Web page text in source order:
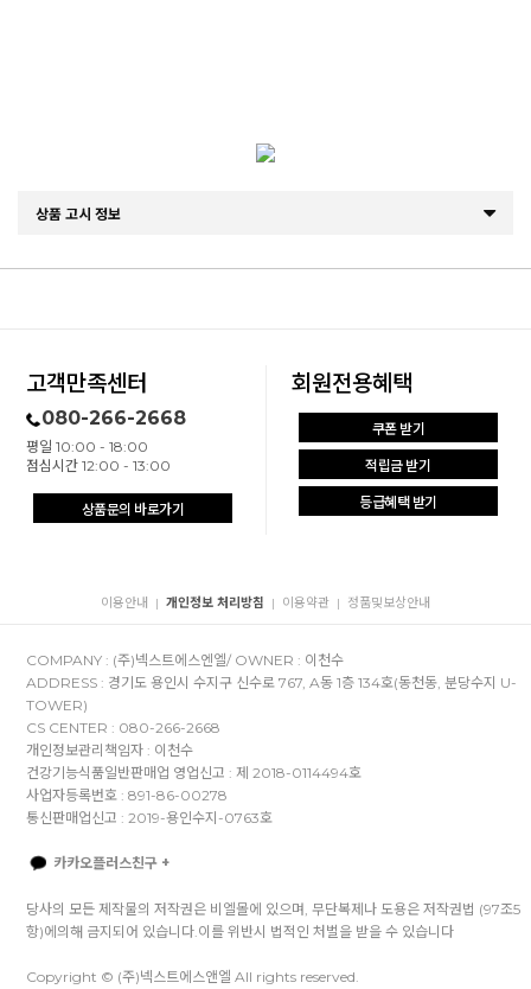
상품 고시 정보
고객만족센터
080-266-2668
평일 10:00 - 18:00
점심시간 12:00 - 13:00
상품문의 바로가기
회원전용혜택
쿠폰 받기
적립금 받기
등급혜택 받기
이용안내 | 개인정보 처리방침 | 이용약관 | 정품및보상안내
COMPANY : (주)넥스트에스엔엘/ OWNER : 이천수
ADDRESS : 경기도 용인시 수지구 신수로 767, A동 1층 134호(동천동, 분당수지 U-
TOWER)
CS CENTER : 080-266-2668
개인정보관리책임자 : 이천수
건강기능식품일반판매업 영업신고 : 제 2018-0114494호
사업자등록번호 : 891-86-00278
통신판매업신고 : 2019-용인수지-0763호
카카오플러스친구 +
당사의 모든 제작물의 저작권은 비엘몰에 있으며, 무단복제나 도용은 저작권법 (97조5
항)에의해 금지되어 있습니다.이를 위반시 법적인 처벌을 받을 수 있습니다
Copyright © (주)넥스트에스앤엘 All rights reserved.